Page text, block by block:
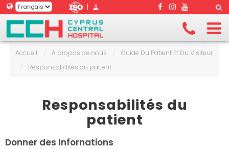
Accueil / A propos de nous /
Guide Du Patient Et Du Visiteur
/
Responsabilités du patient
Responsabilités du
patient
Donner des Infornations